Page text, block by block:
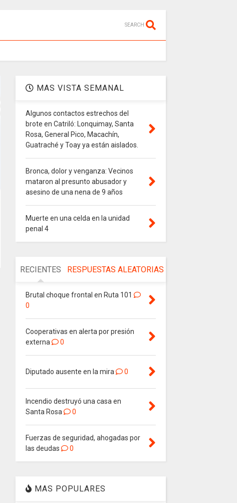
SEARCH
MAS VISTA SEMANAL
Algunos contactos estrechos del
brote en Catriló: Lonquimay, Santa
Rosa, General Pico, Macachín,
Guatraché y Toay ya están aislados.
Bronca, dolor y venganza: Vecinos
mataron al presunto abusador y
asesino de una nena de 9 años
Muerte en una celda en la unidad
penal 4
RECIENTES RESPUESTAS ALEATORIAS
Brutal choque frontal en Ruta 101
0
Cooperativas en alerta por presión
externa
0
Diputado ausente en la mira 0
Incendio destruyó una casa en
Santa Rosa
0
Fuerzas de seguridad, ahogadas por
las deudas
0
MAS POPULARES
1